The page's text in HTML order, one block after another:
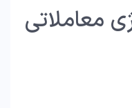
معاملاتی